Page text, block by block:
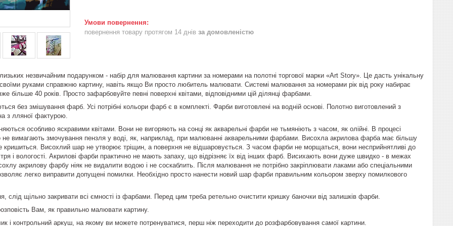
повернення товару протягом 14 днів за домовленістю
незвичайним подарунком - набір для малювання картини за номерами на полотні торгової марки «Art Story». Це дасть унікальну
руками справжню картину, навіть якщо Ви просто любитель малювати. Системі малювання за номерами рік від року набирає
більше 40 років. Просто зафарбовуйте певні поверхні квітами, відповідними цій ділянці фарбами.
без змішування фарб. Усі потрібні кольори фарб є в комплекті. Фарби виготовлені на водній основі. Полотно виготовлений з
з лляної фактурою.
особливо яскравими квітами. Вони не вигоряють на сонці як акварельні фарби не тьмяніють з часом, як олійні. В процесі
не вимагають змочування пензля у воді, як, наприклад, при малюванні акварельними фарбами. Висохла акрилова фарба має більшу
кришиться. Висохлий шар не утворює тріщин, а поверхня не відшаровується. З часом фарби не морщаться, вони несприйнятливі до
і вологості. Акрилові фарби практично не мають запаху, що відрізняє їх від інших фарб. Висихають вони дуже швидко - в межах
акрилову фарбу ніяк не видалити водою і не соскаблить. Після малювання не потрібно закріплювати лаками або спеціальними
легко виправити допущені помилки. Необхідно просто нанести новий шар фарби правильним кольором зверху помилкового
слід щільно закривати всі ємності із фарбами. Перед цим треба ретельно очистити кришку баночки від залишків фарби.
Вам, як правильно малювати картину.
і контрольний аркуш, на якому ви можете потренуватися, перш ніж переходити до розфарбовування самої картини.